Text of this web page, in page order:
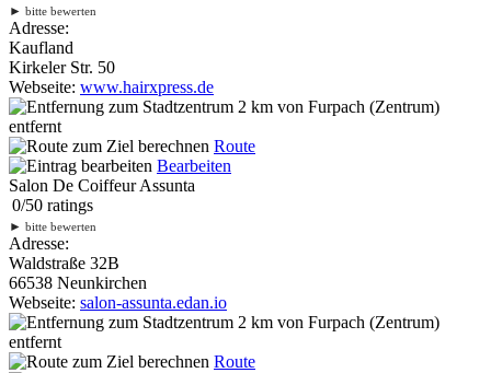
► bitte bewerten
Adresse:
Kaufland
Kirkeler Str. 50
Webseite: www.hairxpress.de
2 km von Furpach (Zentrum)
entfernt
Route
Bearbeiten
Salon De Coiffeur Assunta
0/50 ratings
► bitte bewerten
Adresse:
Waldstraße 32B
66538 Neunkirchen
Webseite: salon-assunta.edan.io
2 km von Furpach (Zentrum)
entfernt
Route